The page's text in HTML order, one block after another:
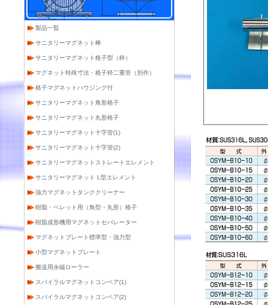
製品一覧
サニタリーマグネット棒
サニタリーマグネット格子型（枠）
マグネット特殊寸法・格子枠二重管（別作）
格子マグネットハウジング付
サニタリーマグネット角形格子
サニタリーマグネット丸形格子
サニタリーマグネット十字管(1)
サニタリーマグネット十字管(2)
サニタリーマグネットストレートエレメント
サニタリーマグネット L型エレメント
強力マグネットタンククリーナー
樹脂・ペレット用（角型・丸形）格子
樹脂成形機用マグネットセパレーター
マグネットプレート標準型・強力型
小型マグネットプレート
搬送用永磁ローラー
スパイラルマグネットコンベア(1)
スパイラルマグネットコンベア(2)